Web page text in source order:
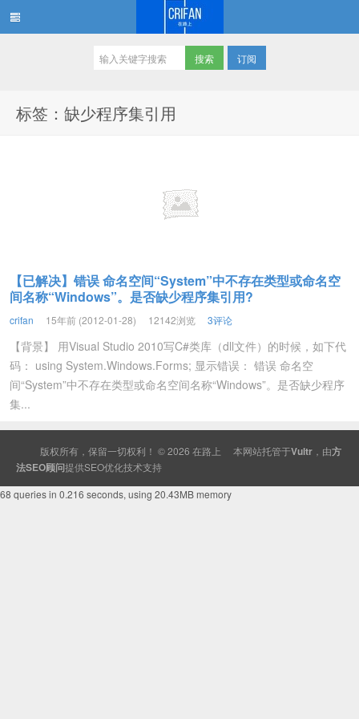
订阅
标签：缺少程序集引用
【已解决】错误 命名空间“System”中不存在类型或命名空
间名称“Windows”。是否缺少程序集引用?
crifan 15年前 (2012-01-28) 12142浏览 3评论
【背景】 用Visual Studio 2010写C#类库（dll文件）的时候，如下代
码： using System.Windows.Forms; 显示错误： 错误 命名空
间“System”中不存在类型或命名空间名称“Windows”。是否缺少程序
集...
版权所有，保留一切权利！ © 2026 在路上 本网站托管于Vultr ，由方
法SEO顾问提供SEO优化技术支持
68 queries in 0.216 seconds, using 20.43MB memory